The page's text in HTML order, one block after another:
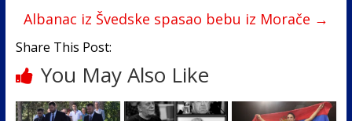
k
Albanac iz Švedske spasao bebu iz Morače →
Share This Post:
You May Also Like